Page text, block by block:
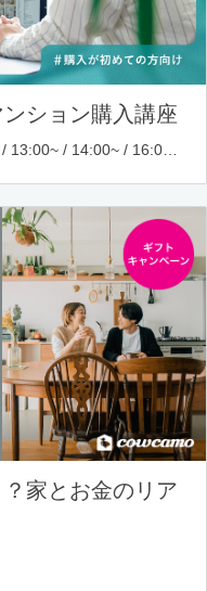
ション購入講座
家とお金のリア